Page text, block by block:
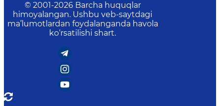
© 2001-2026 Barcha huquqlar
himoyalangan. Ushbu veb-saytdagi
ma’lumotlardan foydalanganda havola
ko‘rsatilishi shart.